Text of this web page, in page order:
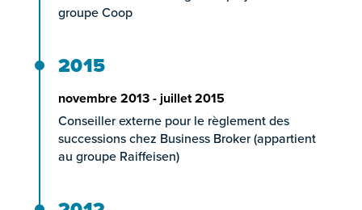
groupe Coop
2015
novembre 2013 - juillet 2015
Conseiller externe pour le règlement des
successions chez Business Broker (appartient
au groupe Raiffeisen)